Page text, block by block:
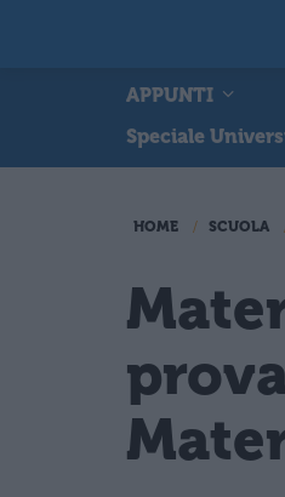
APPUNTI
Speciale
HOME SCUOLA